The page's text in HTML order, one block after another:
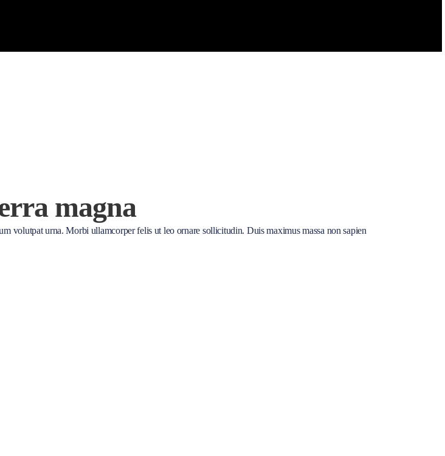
magna
volutpat urna. Morbi ullamcorper felis ut leo ornare sollicitudin. Duis maximus massa non sapien